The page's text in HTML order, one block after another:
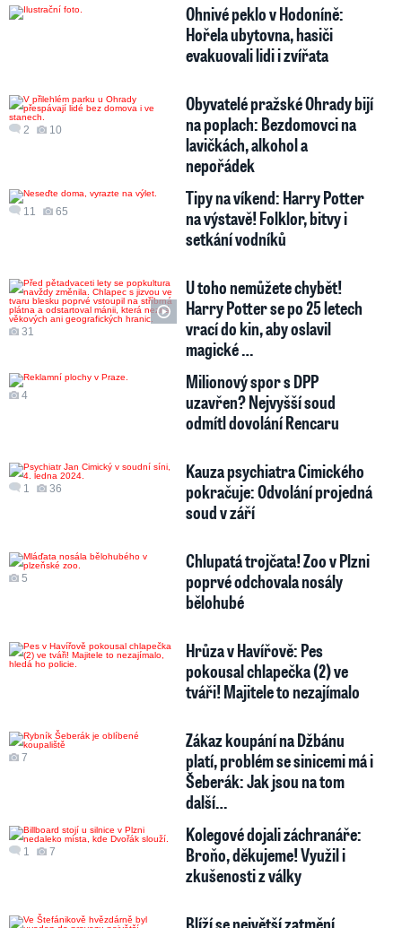
Ohnivé peklo v Hodoníně:
Hořela ubytovna, hasiči
evakuovali lidi i zvířata
2 10
Obyvatelé pražské Ohrady bijí
na poplach: Bezdomovci na
lavičkách, alkohol a
nepořádek
11 65
Tipy na víkend: Harry Potter
na výstavě! Folklor, bitvy i
setkání vodníků
31
U toho nemůžete chybět!
Harry Potter se po 25 letech
vrací do kin, aby oslavil
magické …
4
Milionový spor s DPP
uzavřen? Nejvyšší soud
odmítl dovolání Rencaru
1 36
Kauza psychiatra Cimického
pokračuje: Odvolání projedná
soud v září
5
Chlupatá trojčata! Zoo v Plzni
poprvé odchovala nosály
bělohubé
Hrůza v Havířově: Pes
pokousal chlapečka (2) ve
tváři! Majitele to nezajímalo
7
Zákaz koupání na Džbánu
platí, problém se sinicemi má i
Šeberák: Jak jsou na tom
další…
1 7
Kolegové dojali záchranáře:
Broňo, děkujeme! Využil i
zkušenosti z války